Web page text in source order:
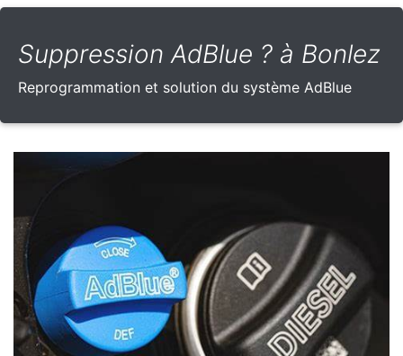
Suppression AdBlue ? à Bonlez
Reprogrammation et solution du système AdBlue